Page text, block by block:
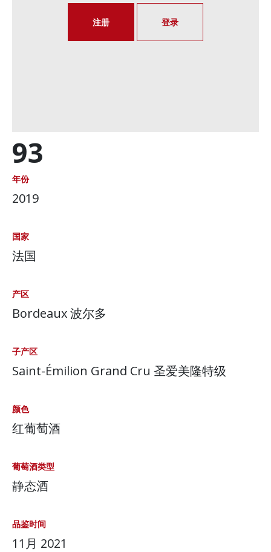
93
年份
2019
国家
法国
产区
Bordeaux 波尔多
子产区
Saint-Émilion Grand Cru 圣爱美隆特级
颜色
红葡萄酒
葡萄酒类型
静态酒
品鉴时间
11月 2021
注册 登录